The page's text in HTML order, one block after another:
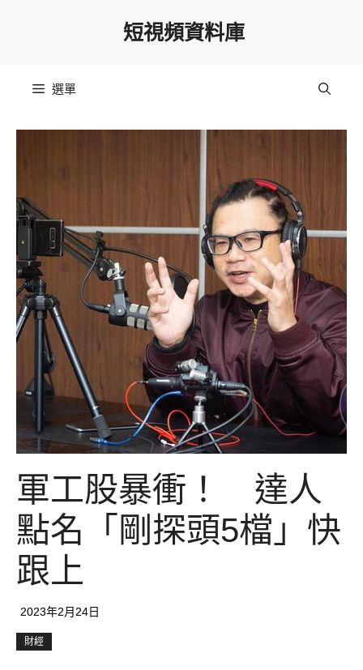
短視頻資料庫
選單
軍工股暴衝！ 達人
點名「剛探頭5檔」快
跟上
2023年2月24日
財經